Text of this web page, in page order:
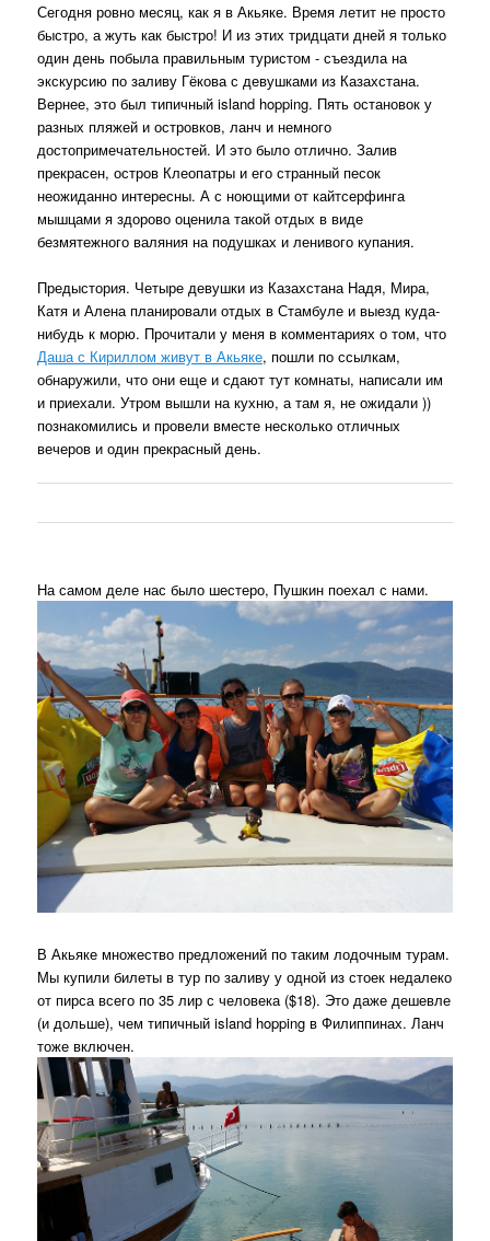
Сегодня ровно месяц, как я в Акьяке. Время летит не просто
быстро, а жуть как быстро! И из этих тридцати дней я только
один день побыла правильным туристом - съездила на
экскурсию по заливу Гёкова с девушками из Казахстана.
Вернее, это был типичный island hopping. Пять остановок у
разных пляжей и островков, ланч и немного
достопримечательностей. И это было отлично. Залив
прекрасен, остров Клеопатры и его странный песок
неожиданно интересны. А с ноющими от кайтсерфинга
мышцами я здорово оценила такой отдых в виде
безмятежного валяния на подушках и ленивого купания.
Предыстория. Четыре девушки из Казахстана Надя, Мира,
Катя и Алена планировали отдых в Стамбуле и выезд куда-
нибудь к морю. Прочитали у меня в комментариях о том, что
Даша с Кириллом живут в Акьяке, пошли по ссылкам,
обнаружили, что они еще и сдают тут комнаты, написали им
и приехали. Утром вышли на кухню, а там я, не ожидали ))
познакомились и провели вместе несколько отличных
вечеров и один прекрасный день.
На самом деле нас было шестеро, Пушкин поехал с нами.
В Акьяке множество предложений по таким лодочным турам.
Мы купили билеты в тур по заливу у одной из стоек недалеко
от пирса всего по 35 лир с человека ($18). Это даже дешевле
(и дольше), чем типичный island hopping в Филиппинах. Ланч
тоже включен.